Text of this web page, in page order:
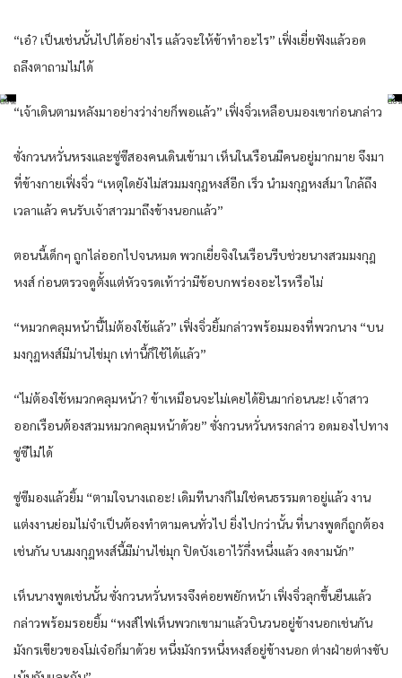
“เอ๋​? เป็น​เช่นนั้น​ไปได้​อย่างไร​ แล้​วจะ​ให้​ข้า​ทำ​อะไร​” เฟิ่งเยี่ย​ฟังแล้​วอด​
ถลึงตา​ถามไม่ได้​
“เจ้าเดิน​ตามหลัง​มาอย่าง​ว่าง่าย​ก็​พอแล้ว​” เฟิ่งจิ่ว​เหลือบมอง​เขา​ก่อน​กล่าว​
ซั่งกวน​หวั่น​หรง​และ​ซู่ซีสอง​คน​เดิน​เข้ามา​ เห็น​ใน​เรือน​มีคน​อยู่​มากมาย​ จึงมา
ที่​ข้าง​กาย​เฟิ่งจิ่ว​ “เหตุใด​ยัง​ไม่สวมมงกุฎ​หงส์​อีก​ เร็ว​ นำ​มงกุฎ​หงส์​มา ใกล้​ถึง
เวลา​แล้ว​ คนรับ​เจ้าสาว​มาถึงข้างนอก​แล้ว​”
ตอนนี้​เด็ก​ๆ ถูก​ไล่ออก​ไปจน​หมด​ พวก​เยี่ย​จิงใน​เรือน​รีบ​ช่วย​นาง​สวมมงกุฎ​
หงส์​ ก่อน​ตรวจดู​ตั้งแต่​หัว​จรด​เท้า​ว่า​มีข้อบกพร่อง​อะไร​หรือไม่​
“หมวก​คลุม​หน้า​นี้​ไม่ต้อง​ใช้แล้ว​” เฟิ่งจิ่ว​ยิ้ม​กล่าว​พร้อม​มอง​ที่​พวก​นาง​ “บน​
มงกุฎ​หงส์​มีม่าน​ไข่มุก​ เท่านี้​ก็​ใช้ได้​แล้ว​”
“ไม่ต้อง​ใช้หมวก​คลุม​หน้า​? ข้า​เหมือน​จะไม่เคย​ได้ยิน​มาก่อน​นะ​! เจ้าสาว​
ออกเรือน​ต้อง​สวม​หมวก​คลุม​หน้า​ด้วย​” ซั่งกวน​หวั่น​หรง​กล่าว​ อด​มอง​ไปทาง​
ซู่ซีไม่ได้​
ซู่ซีมอง​แล้ว​ยิ้ม​ “ตามใจ​นาง​เถอะ​! เดิมที​นาง​ก็​ไม่ใช่คนธรรมดา​อยู่แล้ว​ งาน
แต่งงาน​ย่อม​ไม่จำเป็นต้อง​ทำตาม​คน​ทั่วไป​ ยิ่งไปกว่านั้น​ ที่​นาง​พูด​ก็​ถูกต้อง​
เช่นกัน​ บน​มงกุฎ​หงส์​นี้​มีม่าน​ไข่มุก​ ปิดบัง​เอาไว้​กึ่งหนึ่ง​แล้ว​ งดงาม​นัก​”
เห็น​นาง​พูด​เช่นนั้น​ ซั่งกวน​หวั่น​หรง​จึงค่อย​พยักหน้า​ เฟิ่งจิ่ว​ลุกขึ้น​ยืน​แล้ว​
กล่าว​พร้อม​รอยยิ้ม​ “หงส์​ไฟเห็น​พวกเขา​มาแล้ว​บินวน​อยู่​ข้างนอก​เช่นกัน​
มังกร​เขียว​ของ​โม่เจ๋อ​ก็​มาด้วย​ หนึ่ง​มังกร​หนึ่ง​หงส์​อยู่​ข้างนอก​ ต่าง​ฝ่าย​ต่าง​ขับ​